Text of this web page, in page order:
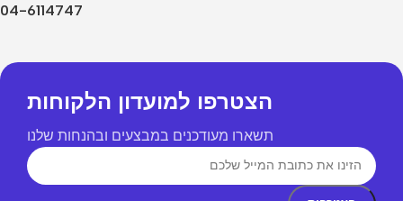
04-6114747
הצטרפו למועדון הלקוחות
תשארו מעודכנים במבצעים ובהנחות שלנו